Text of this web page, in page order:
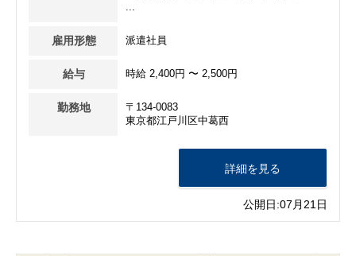
...
雇用形態 派遣社員
給与 時給 2,400円 〜 2,500円
勤務地
〒134-0083
東京都江戸川区中葛西
詳細を見る
公開日:07月21日